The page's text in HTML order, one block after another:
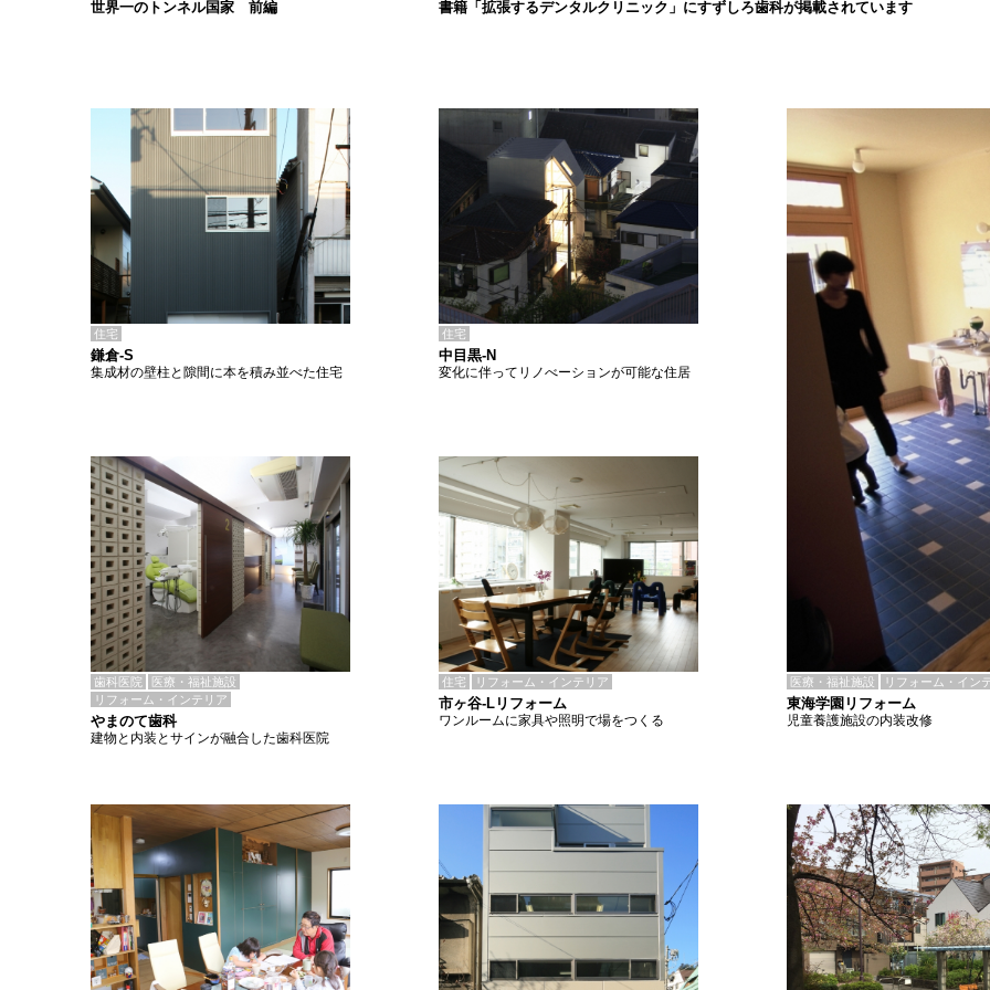
書籍「拡張するデンタルクリニック」にすずしろ歯科が掲載されています
世界一のトンネル国家 前編
住宅
鎌倉-S
集成材の壁柱と隙間に本を積み並べた住宅
住宅
中目黒-N
変化に伴ってリノべーションが可能な住居
歯科医院
医療・福祉施設
リフォーム・インテリア
やまのて歯科
建物と内装とサインが融合した歯科医院
住宅 リフォーム・インテリア
市ヶ谷-Lリフォーム
ワンルームに家具や照明で場をつくる
医療・福祉施設 リフォーム・イン
東海学園リフォーム
児童養護施設の内装改修